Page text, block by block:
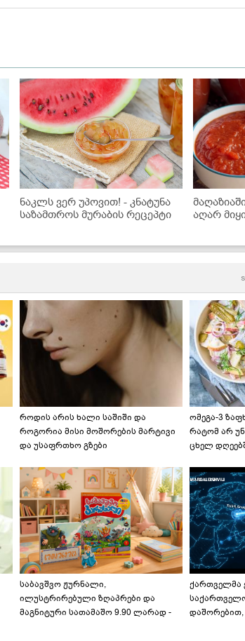
ნაკლს ვერ უპოვით! - კნატუნა
საზამთროს მურაბის რეცეპტი
აღარ
რეცეპტი
როდის არის ხალი საშიში და
როგორია მისი მოშორების მარტივი
და უსაფრთხო გზები
ომეგა-3
რატომ არ
ცხელ
საბავშვო ჟურნალი,
ილუსტრირებული ზღაპრები და
მაგნიტური სათამაშო 9.90 ლარად -
ქართველმა